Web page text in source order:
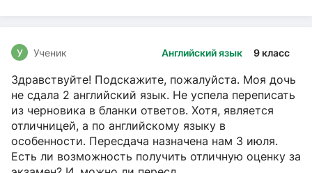
Английский язык 9 класс
У Ученик
Здравствуйте! Подскажите, пожалуйста. Моя дочь
не сдала 2 английский язык. Не успела переписать
из черновика в бланки ответов. Хотя, является
отличницей, а по английскому языку в
особенности. Пересдача назначена нам 3 июля.
Есть ли возможность получить отличную оценку за